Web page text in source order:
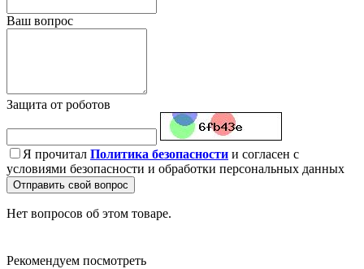
Ваш вопрос
Защита от роботов
Я прочитал Политика безопасности и согласен с
условиями безопасности и обработки персональных данных
Отправить свой вопрос
Нет вопросов об этом товаре.
Рекомендуем посмотреть